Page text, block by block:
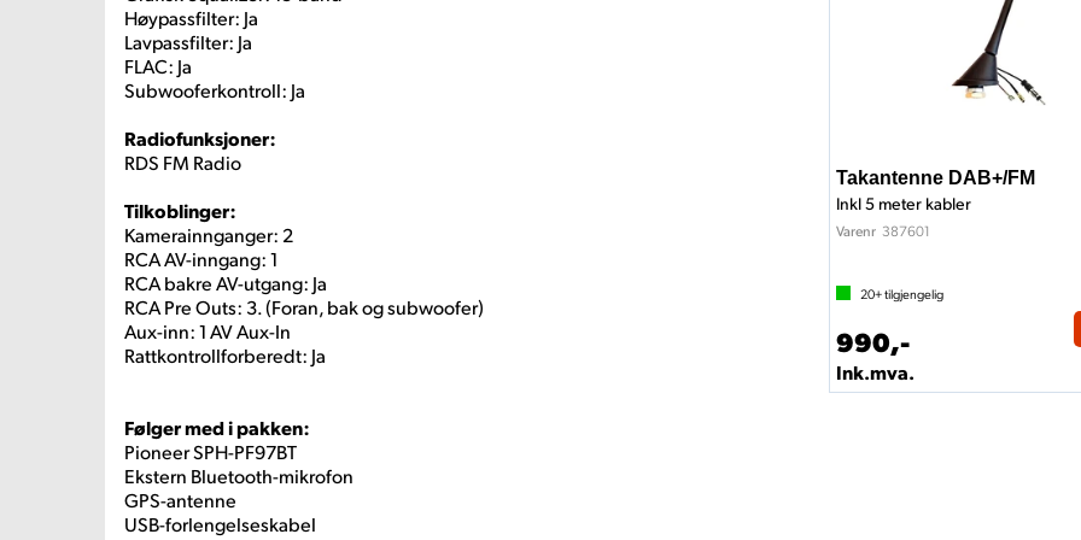
Høypassfilter: Ja
Lavpassfilter: Ja
FLAC: Ja
Subwooferkontroll: Ja
Radiofunksjoner:
RDS FM Radio
Tilkoblinger:
Kamerainnganger: 2
RCA AV-inngang: 1
RCA bakre AV-utgang: Ja
RCA Pre Outs: 3. (Foran, bak og subwoofer)
Aux-inn: 1 AV Aux-In
Rattkontrollforberedt: Ja
Følger med i pakken:
Pioneer SPH-PF97BT
Ekstern Bluetooth-mikrofon
GPS-antenne
USB-forlengelseskabel
Takantenne DAB+/FM
Inkl 5 meter kabler
Varenr 387601
20+tilgjengelig
990,-
Ink.mva.